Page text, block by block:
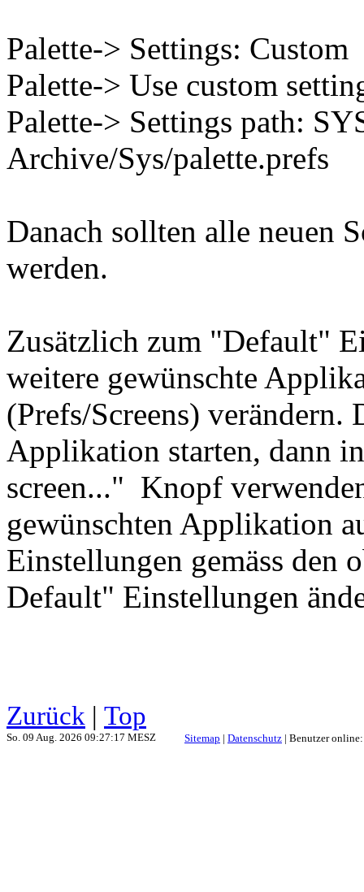
Palette-> Settings: Custom
Palette-> Use custom
Palette-> Settings path:
Archive/Sys/palette.prefs
Danach sollten alle neuen
werden.
Zusätzlich zum "Default"
weitere gewünschte
(Prefs/Screens)
Applikation starten, dann
screen..." Knopf
gewünschten Applikation
Einstellungen gemäss den
Default" Einstellungen
Zurück | Top
So. 09 Aug. 2026 09:27:17 MESZ Sitemap | Datenschutz | Benutzer